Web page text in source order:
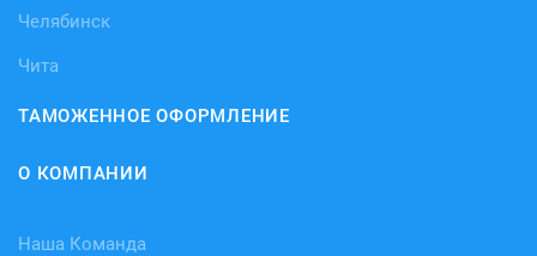
Челябинск
Чита
ТАМОЖЕННОЕ ОФОРМЛЕНИЕ
О КОМПАНИИ
Наша Команда